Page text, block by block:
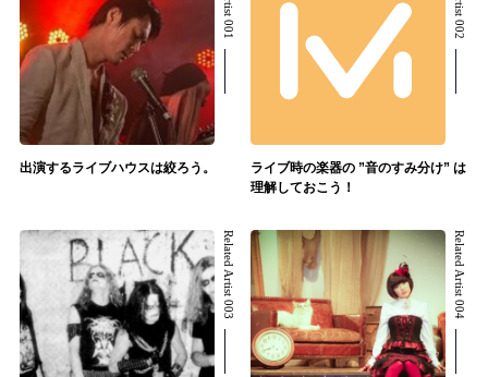
出演するライブハウスは絞ろう。
ライブ時の楽器の ”音のすみ分け” は
理解しておこう！
Related Artist 003 Related Artist 004